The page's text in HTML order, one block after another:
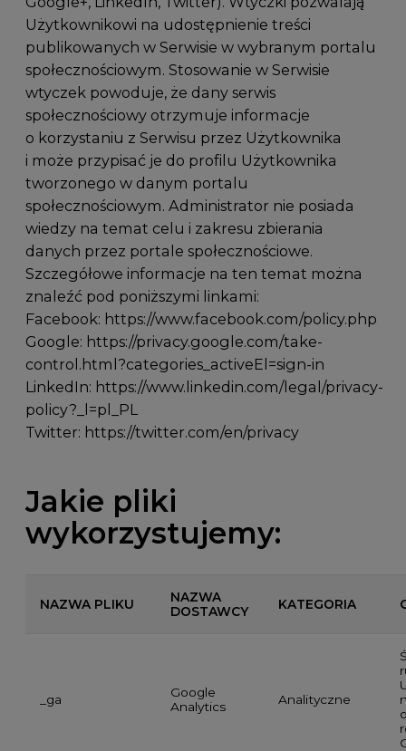
Użytkownikowi na udostępnienie treści
publikowanych w Serwisie w wybranym portalu
społecznościowym. Stosowanie w Serwisie
wtyczek powoduje, że dany serwis
społecznościowy otrzymuje informacje
o korzystaniu z Serwisu przez Użytkownika
i może przypisać je do profilu Użytkownika
tworzonego w danym portalu
społecznościowym. Administrator nie posiada
wiedzy na temat celu i zakresu zbierania
danych przez portale społecznościowe.
Szczegółowe informacje na ten temat można
znaleźć pod poniższymi linkami:
Facebook: https://www.facebook.com/policy.php
Google: https://privacy.google.com/take-
control.html?categories_activeEl=sign-in
LinkedIn: https://www.linkedin.com/legal/privacy-
policy?_l=pl_PL
Twitter: https://twitter.com/en/privacy
Jakie pliki
wykorzystujemy:
NAZWA PLIKU
NAZWA
DOSTAWCY
KATEGORIA
_ga
Google
Analytics
Analityczne